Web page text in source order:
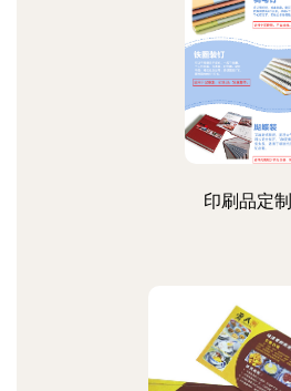
计、制版、印刷、印后装订和
印刷品定制